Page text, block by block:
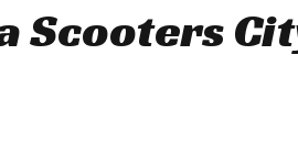
Scooters